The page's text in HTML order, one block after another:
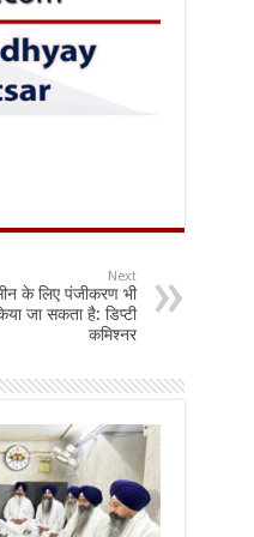
Next
के लिए पंजीकरण भी
जा सकता है: डिप्टी
कमिश्नर